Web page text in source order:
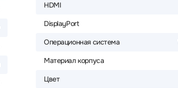
HDMI
DisplayPort
Операционная система
Материал корпуса
Цвет